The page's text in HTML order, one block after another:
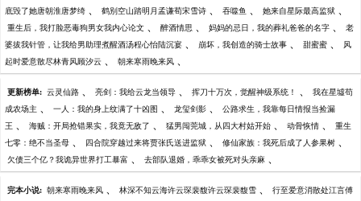
底毁了她唐朝淮唐梦绮 、 鹤别空山踏明月孟谦荀宋雪诗 、 吞噬鱼 、 她来自星际最高监狱 、
重生后，我打脸恶毒狗男女我内心论文 、 醉酒情思 、 妈妈的忌日，我的葬礼爸爸的名字 、 老
婆拔我针管，让我给男助理煮醒酒汤程心怡陆沉宴 、 崩坏，我创造的骑士故事 、 甜蜜蜜 、 风
起时爱意散尽林青风顾汐云 、 朝来寒雨晚来风 、
更新榜单: 云灵仙路 、 亮剑：我给云龙当领导 、 挥刀十万次，觉醒神级系统！ 、 我在星墟苟
成农场主 、 一人：我的身上纹满了十凶图 、 龙玺剑影 、 公路求生，我靠每日情报当捡漏
王 、 海贼：开局抢错果实，我竟无敌了 、 猛男闯莞城，从四大村姑开始 、 动骨恢情 、 重生
七零：绝不当圣母 、 四合院穿越过来将贾张氏送进监狱 、 修仙家族：我死后成了人参果树 、
欠债三个亿？我诡异世界打工暴富 、 去部队退婚，乖乖女被死对头亲麻 、
完本小说: 朝来寒雨晚来风 、 林深不知云海许云琛裴馥许云琛裴馥雪 、 行至爱意消散处江言傅